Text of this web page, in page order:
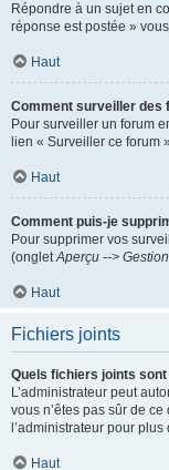
Répondre à un sujet en
réponse est postée »
Haut
Comment surveiller des
Pour surveiller un forum
lien « Surveiller ce forum
Haut
Comment puis-je
Pour supprimer vos
(ongletAperçu -->
Haut
Fichiers joints
Quels fichiers joints
L’administrateur peut
vous n’êtes pas sûr de
l’administrateur pour plus
Haut